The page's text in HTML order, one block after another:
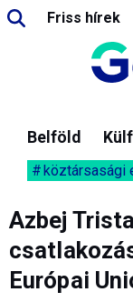
Friss hírek
Belföld
köztársasági
Azbej
Európai